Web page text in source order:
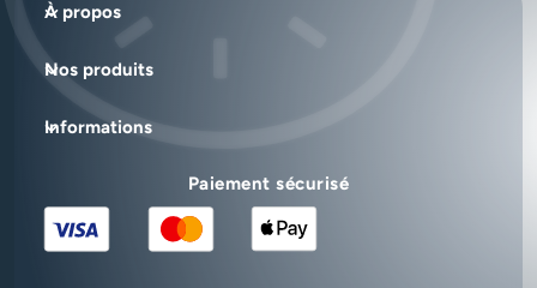
À propos
Nos produits
Informations
Paiement sécurisé